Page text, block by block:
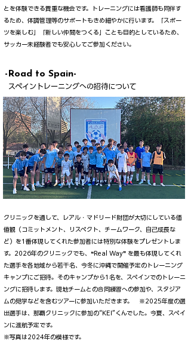
とを体験できる貴重な機会です。トレーニングには看護師も同伴す
るため、体調管理等のサポートもきめ細やかに行います。「スポー
ツを楽しむ」「新しい仲間をつくる」ことも目的としているため、
サッカー未経験者でも安心してご参加ください。
-Road to Spain-
スペイントレーニングへの招待について
クリニックを通して、レアル・マドリード財団が大切にしている価
値観（コミットメント、リスペクト、チームワーク、自己成長な
ど）を1番体現してくれた参加者には特別な体験をプレゼントしま
す。2026年のクリニックでも、❝Real Way❞ を最も体現してくれ
た選手を各地域から若干名、今冬に沖縄で開催予定のトレーニング
キャンプにご招待。そのキャンプから1名を、スペインでのトレーニ
ングに招待します。現地チームとの合同練習への参加や、スタジア
ムの見学などを含むツアーに参加いただきます。 ※2025年度の選
出選手は、那覇クリニックに参加の“KEI”くんでした。今夏、スペイ
ンに渡航予定です。
​※写真は2024年の模様です。